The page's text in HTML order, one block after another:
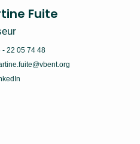
Fuite
- 22 05 74 48